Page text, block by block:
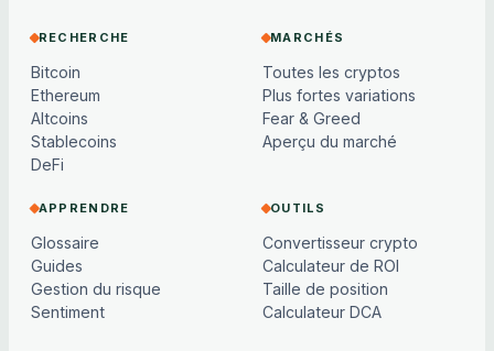
RECHERCHE
Bitcoin
Ethereum
Altcoins
Stablecoins
DeFi
MARCHÉS
Toutes les cryptos
Plus fortes variations
Fear & Greed
Aperçu du marché
APPRENDRE
Glossaire
Guides
Gestion du risque
Sentiment
OUTILS
Convertisseur crypto
Calculateur de ROI
Taille de position
Calculateur DCA